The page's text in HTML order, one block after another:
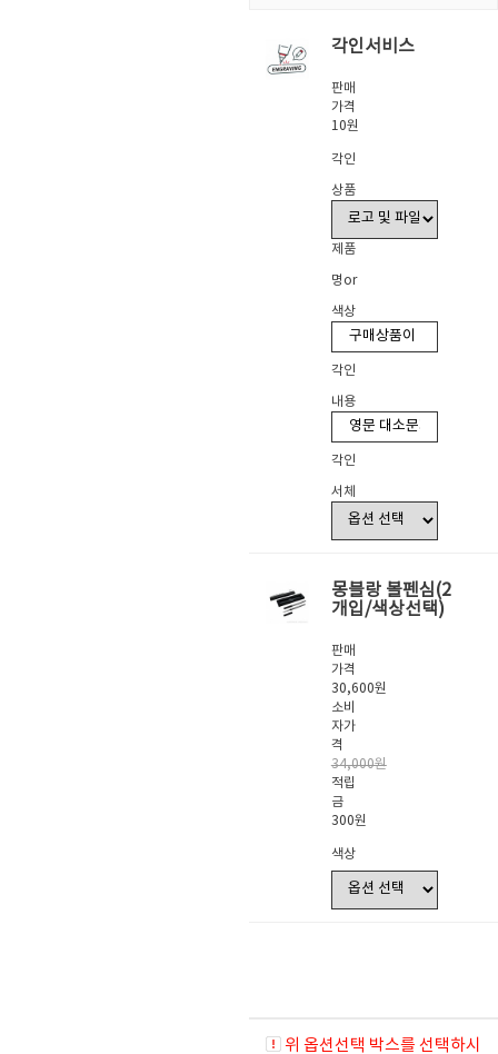
각인서비스
판매
가격
10원
각인
상품
제품
명or
색상
각인
내용
각인
서체
몽블랑 볼펜심(2
개입/색상선택)
판매
가격
30,600원
소비
자가
격
34,000원
적립
금
300원
색상
위 옵션선택 박스를 선택하시